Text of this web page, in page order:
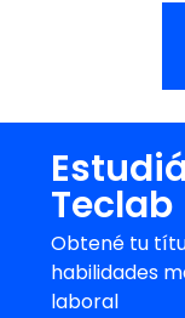
Teclab
Obtené tu
habilidades
laboral